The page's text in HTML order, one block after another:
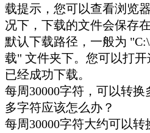
载提示，您可以查看浏览
况下，下载的文件会保存
默认下载路径，一般为
载" 文件夹下。您可以打
已经成功下载。
每周30000字符，可以转
多字符应该怎么办？
每周30000字符大约可以